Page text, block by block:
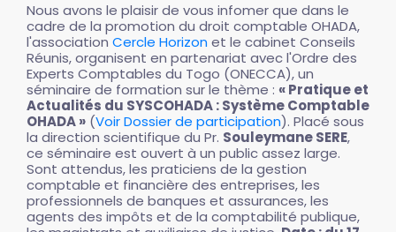
Nous avons le plaisir de vous infomer que dans le
cadre de la promotion du droit comptable OHADA,
l'association Cercle Horizonet le cabinet Conseils
Réunis, organisent en partenariat avec l'Ordre des
Experts Comptables du Togo (ONECCA), un
séminaire de formation sur le thème : « Pratique et
Actualités du SYSCOHADA : Système Comptable
OHADA » (Voir Dossier de participation). Placé sous
la direction scientifique du Pr. Souleymane SERE,
ce séminaire est ouvert à un public assez large.
Sont attendus, les praticiens de la gestion
comptable et financière des entreprises, les
professionnels de banques et assurances, les
agents des impôts et de la comptabilité publique,